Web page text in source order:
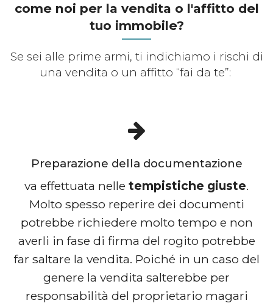
come noi per la vendita o l'affitto del
tuo immobile?
Se sei alle prime armi, ti indichiamo i rischi di
una vendita o un affitto “fai da te”:
Preparazione della documentazione
va effettuata nelle tempistiche giuste.
Molto spesso reperire dei documenti
potrebbe richiedere molto tempo e non
averli in fase di firma del rogito potrebbe
far saltare la vendita. Poiché in un caso del
genere la vendita salterebbe per
responsabilità del proprietario magari